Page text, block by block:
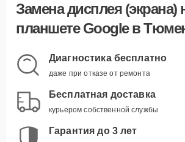
Замена дисплея (экрана)
планшете Google в
Диагностика бесплатно
даже при отказе от ремонта
Бесплатная доставка
курьером собственной службы
Гарантия до 3 лет